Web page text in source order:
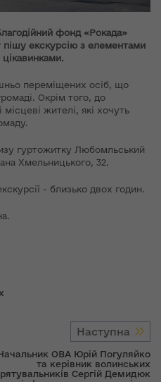
фонд «Рокада»
пішу екскурсію з елементами
переміщених осіб, що
Окрім того, до
жителі, які хочуть
гуртожитку Любомльський
Хмельницького, 32.
- близько двох годин.
Наступна
ОВА Юрій Погуляйко
та керівник волинських
рятувальників Сергій Демидюк